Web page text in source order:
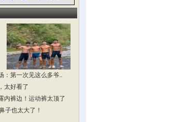
：第一次见这么多爷..
太好看了
内裤边！运动裤太顶了
子也太大了！